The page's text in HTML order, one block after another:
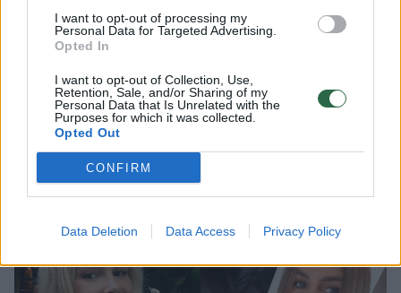
I want to opt-out of processing my
Personal Data for Targeted Advertising.
Opted In
I want to opt-out of Collection, Use,
Retention, Sale, and/or Sharing of my
Personal Data that Is Unrelated with the
Purposes for which it was collected.
Opted Out
CONFIRM
Data Deletion Data Access Privacy Policy
Prieš beveik mėnesį verslininkė,
nuomonės formuotoja Kristina Meseguer
pranešė stulbinančią žinią – jos širdį šildo
nauji jausmai. Dabar žinoma moteris
nusprendė pasirodyti su nauju mylimuoju,
socialiniuose tinkluose paviešindama
vaizo įrašaus.